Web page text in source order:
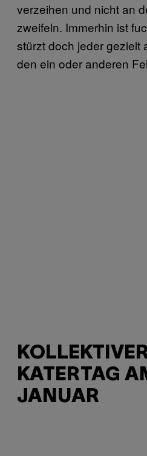
verzeihen und nicht an
zweifeln. Immerhin ist
stürzt doch jeder gezielt
den ein oder anderen
KATERTAG
JANUAR